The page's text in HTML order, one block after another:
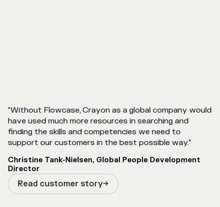
"Without Flowcase, Crayon as a global company would
have used much more resources in searching and
finding the skills and competencies we need to
support our customers in the best possible way."
Christine Tank-Nielsen, Global People Development
Director
Read customer story